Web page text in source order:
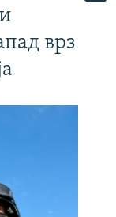
врз